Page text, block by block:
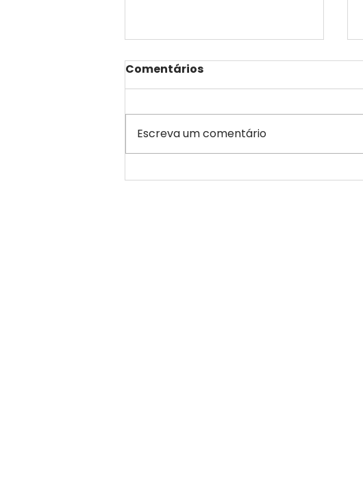
A Longa Estrada da Vida:
Comentários
Escreva um comentário